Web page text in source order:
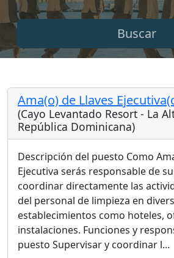
Ama(o) de Llaves
(Cayo Levantado Resort - La
República Dominicana)
Descripción del puesto Como
Ejecutiva serás responsable de
coordinar directamente las
del personal de limpieza en
establecimientos como hoteles,
instalaciones. Funciones y
puesto Supervisar y coordinar l...